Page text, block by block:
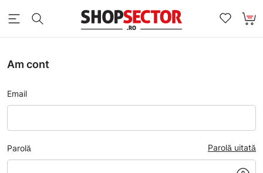
Am cont
Email
Parolă uitată
Parolă